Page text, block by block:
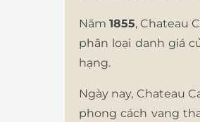
Năm1855, Chateau
phân loại danh giá
hạng.
Ngày nay, Chateau
phong cách vang